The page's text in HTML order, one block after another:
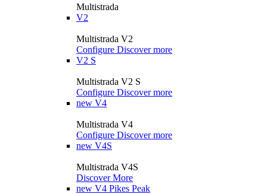
Multistrada
V2
Multistrada V2
Configure Discover more
V2 S
Multistrada V2 S
Configure Discover more
new V4
Multistrada V4
Configure Discover more
new V4S
Multistrada V4S
Discover More
new V4 Pikes Peak